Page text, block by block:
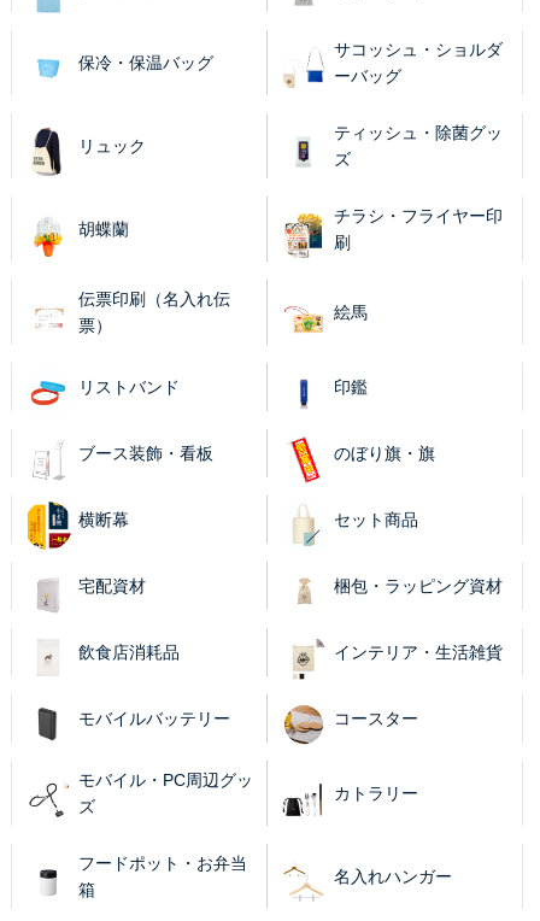
保冷・保温バッグ
サコッシュ・ショルダ
ーバッグ
リュック
ティッシュ・除菌グッ
ズ
胡蝶蘭
チラシ・フライヤー印
刷
伝票印刷（名入れ伝
票）
絵馬
リストバンド 印鑑
ブース装飾・看板 のぼり旗・旗
横断幕 セット商品
宅配資材 梱包・ラッピング資材
飲食店消耗品 インテリア・生活雑貨
モバイルバッテリー コースター
モバイル・PC周辺グッ
ズ
カトラリー
フードポット・お弁当
箱
名入れハンガー